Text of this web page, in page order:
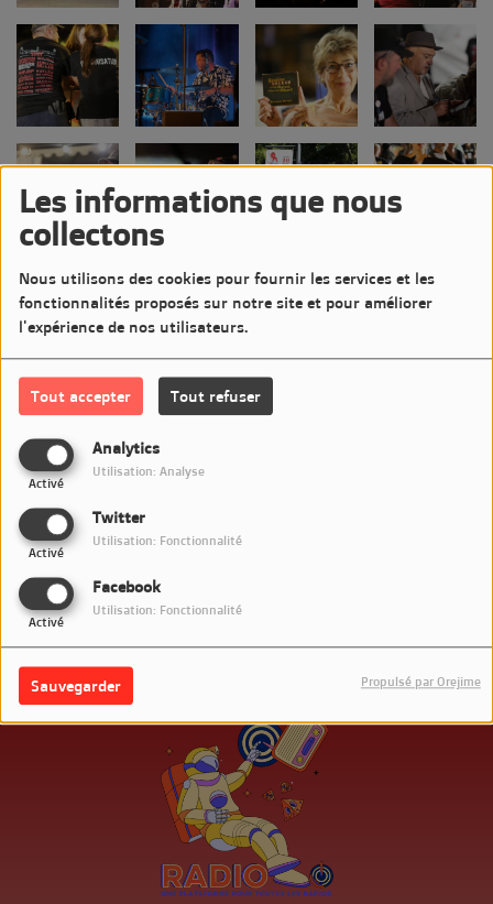
Les informations que nous
collectons
Nous utilisons des cookies pour fournir les services et les
fonctionnalités proposés sur notre site et pour améliorer
l'expérience de nos utilisateurs.
Tout accepter Tout refuser
Analytics
Activé
Utilisation: Analyse
Twitter
Activé
Utilisation: Fonctionnalité
Facebook
Activé
Utilisation: Fonctionnalité
Sauvegarder Propulsé par Orejime